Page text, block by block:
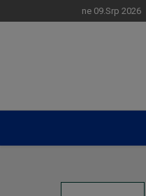
ne 09.Srp 2026